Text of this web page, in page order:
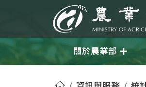
農
關於農業部